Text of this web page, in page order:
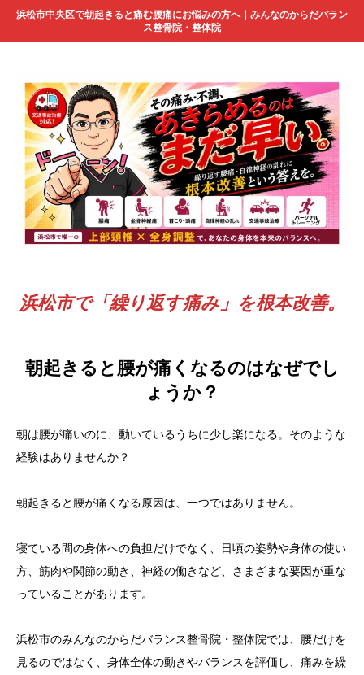
浜松市中央区で朝起きると痛む腰痛にお悩みの方へ｜みんなのからだバラン
ス整骨院・整体院
浜松市で「繰り返す痛み」を根本改善。
朝起きると腰が痛くなるのはなぜでし
ょうか？
朝は腰が痛いのに、動いているうちに少し楽になる。そのような
経験はありませんか？
朝起きると腰が痛くなる原因は、一つではありません。
寝ている間の身体への負担だけでなく、日頃の姿勢や身体の使い
方、筋肉や関節の動き、神経の働きなど、さまざまな要因が重な
っていることがあります。
浜松市のみんなのからだバランス整骨院・整体院では、腰だけを
見るのではなく、身体全体の動きやバランスを評価し、痛みを繰